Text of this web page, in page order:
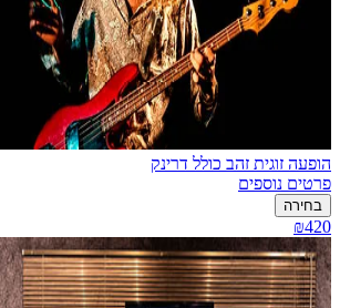
הופעה זוגית זהב כולל דרינק
פרטים נוספים
בחירה
₪420